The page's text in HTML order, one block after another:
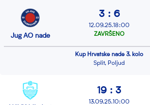
Kup Hrvatske nade 3. kolo
Split, Poljud
Jug AO nade
3 : 6
12.09.25.18:00
ZAVRŠENO
19 : 3
13.09.25.10:00